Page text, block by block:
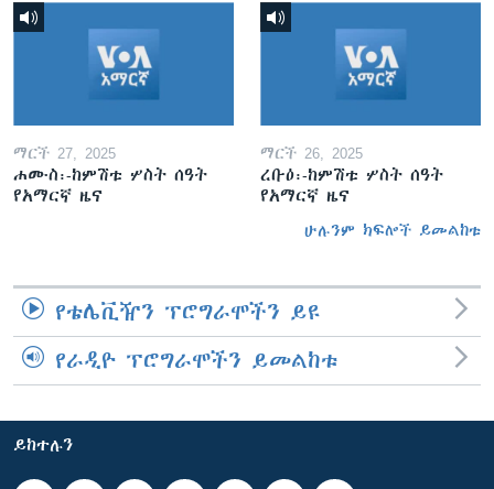
ማርች 27, 2025
ሐሙስ፡-ከምሽቱ ሦስት ሰዓት
የአማርኛ ዜና
ማርች 26, 2025
ረቡዕ፡-ከምሽቱ ሦስት ሰዓት
የአማርኛ ዜና
ሁሉንም ክፍሎች ይመልከቱ
የቴሌቪዥን ፕሮግራሞችን ይዩ
የራዲዮ ፕሮግራሞችን ይመልከቱ
ይከተሉን